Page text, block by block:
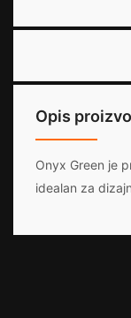
Opis
Onyx Green je
idealan za